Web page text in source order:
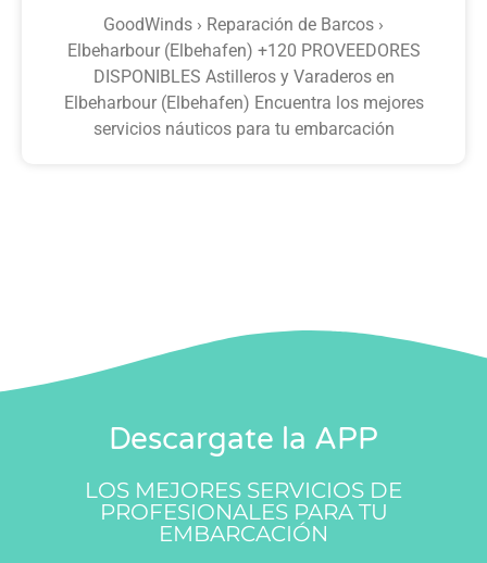
GoodWinds › Reparación de Barcos ›
Elbeharbour (Elbehafen) +120 PROVEEDORES
DISPONIBLES Astilleros y Varaderos en
Elbeharbour (Elbehafen) Encuentra los mejores
servicios náuticos para tu embarcación
Descargate la APP
LOS MEJORES SERVICIOS DE
PROFESIONALES PARA TU
EMBARCACIÓN